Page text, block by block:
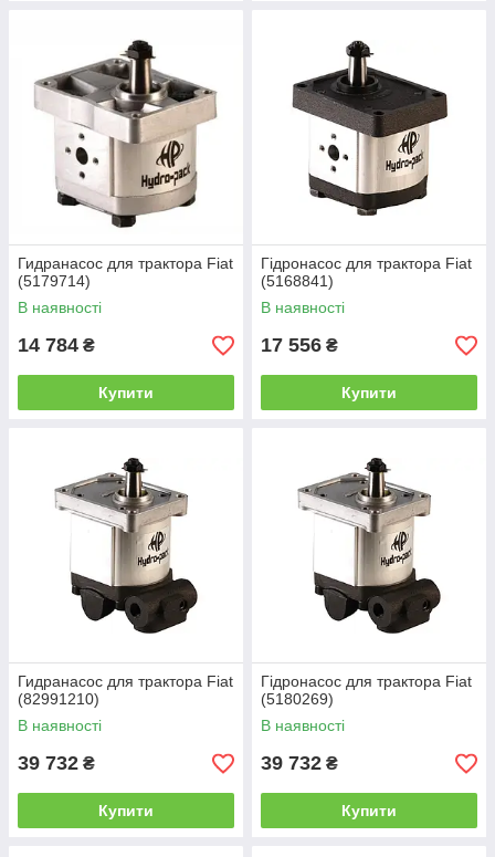
Гидранасос для трактора Fiat
(5179714)
В наявності
14 784 ₴
Купити
Гідронасос для трактора Fiat
(5168841)
В наявності
17 556 ₴
Купити
Гидранасос для трактора Fiat
(82991210)
В наявності
39 732 ₴
Купити
Гідронасос для трактора Fiat
(5180269)
В наявності
39 732 ₴
Купити